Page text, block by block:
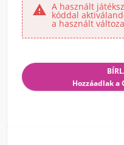
 A használt
kóddal
a használt
Hozzáadlak a